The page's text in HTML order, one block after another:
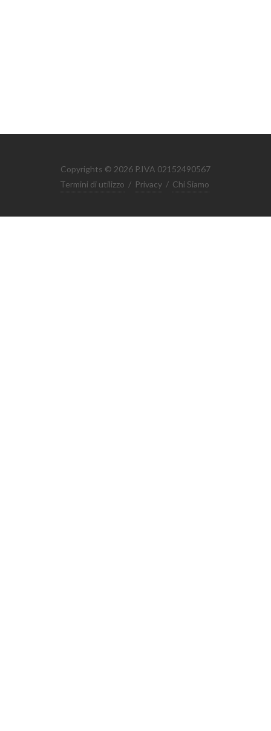
Copyrights © 2026 P.IVA 02152490567
Termini di utilizzo / Privacy / Chi Siamo